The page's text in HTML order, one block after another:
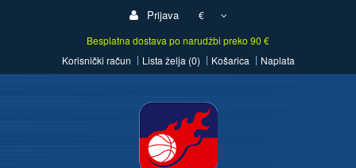
Prijava
€
Besplatna dostava po narudžbi preko 90 €
Korisnički račun
Lista želja (0) Košarica Naplata